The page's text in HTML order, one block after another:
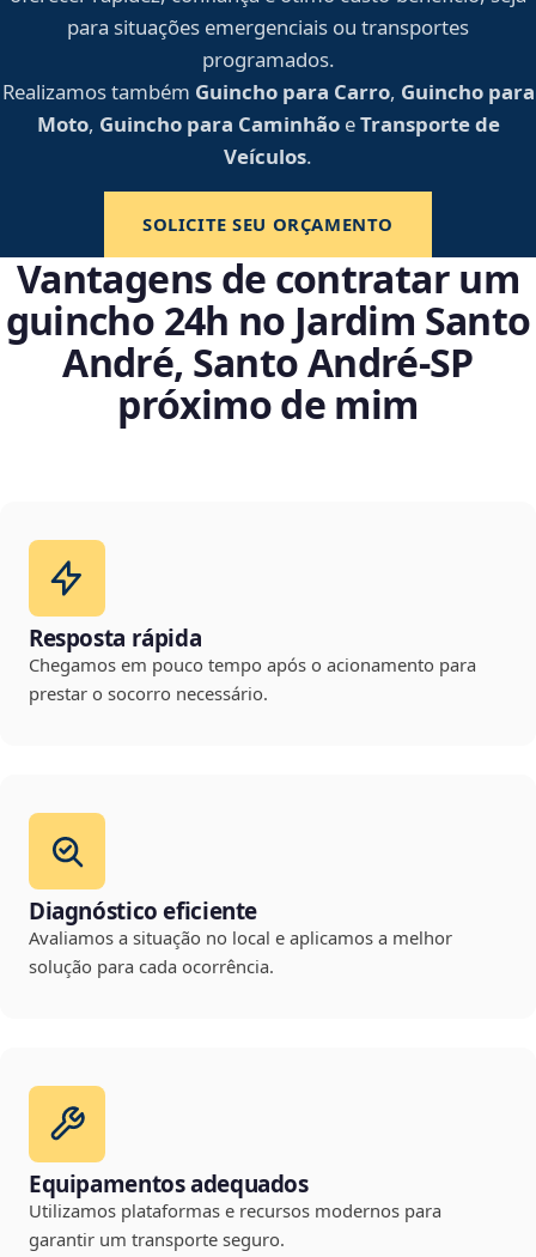
para situações emergenciais ou transportes
programados.
Realizamos também Guincho para Carro, Guincho para
Moto, Guincho para CaminhãoeTransporte de
Veículos.
SOLICITE SEU ORÇAMENTO
Vantagens de contratar um
guincho 24h no Jardim Santo
André, Santo André‑SP
próximo de mim
Resposta rápida
Chegamos em pouco tempo após o acionamento para
prestar o socorro necessário.
Diagnóstico eficiente
Avaliamos a situação no local e aplicamos a melhor
solução para cada ocorrência.
Equipamentos adequados
Utilizamos plataformas e recursos modernos para
garantir um transporte seguro.